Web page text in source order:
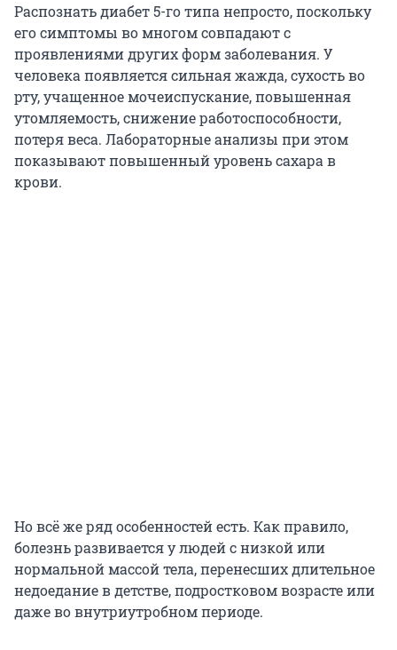
Распознать диабет 5-го типа непросто, поскольку
его симптомы во многом совпадают с
проявлениями других форм заболевания. У
человека появляется сильная жажда, сухость во
рту, учащенное мочеиспускание, повышенная
утомляемость, снижение работоспособности,
потеря веса. Лабораторные анализы при этом
показывают повышенный уровень сахара в
крови.
Но всё же ряд особенностей есть. Как правило,
болезнь развивается у людей с низкой или
нормальной массой тела, перенесших длительное
недоедание в детстве, подростковом возрасте или
даже во внутриутробном периоде.